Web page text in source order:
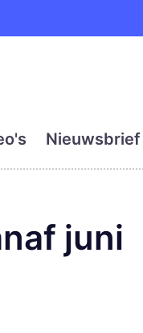
met
Nieuwsbrief
juni